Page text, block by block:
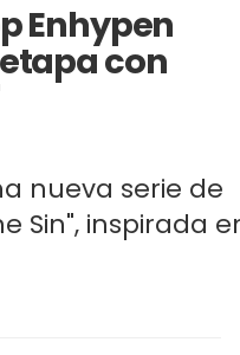
Enhypen
con
nueva serie de
Sin", inspirada